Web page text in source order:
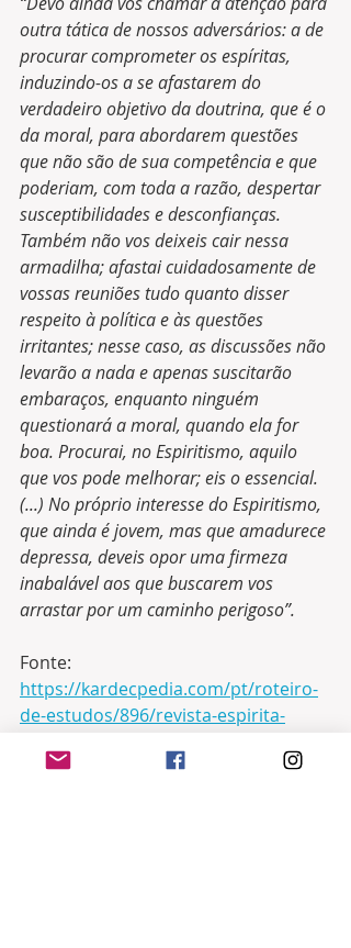
outra tática de nossos adversários: a de
procurar comprometer os espíritas,
induzindo-os a se afastarem do
verdadeiro objetivo da doutrina, que é o
da moral, para abordarem questões
que não são de sua competência e que
poderiam, com toda a razão, despertar
susceptibilidades e desconfianças.
Também não vos deixeis cair nessa
armadilha; afastai cuidadosamente de
vossas reuniões tudo quanto disser
respeito à política e às questões
irritantes; nesse caso, as discussões não
levarão a nada e apenas suscitarão
embaraços, enquanto ninguém
questionará a moral, quando ela for
boa. Procurai, no Espiritismo, aquilo
que vos pode melhorar; eis o essencial.
(...) No próprio interesse do Espiritismo,
que ainda é jovem, mas que amadurece
depressa, deveis opor uma firmeza
inabalável aos que buscarem vos
arrastar por um caminho perigoso”.
Fonte:
https://kardecpedia.com/pt/roteiro-
de-estudos/896/revista-espirita-
1862/5162/fevereiro/resposta-a-